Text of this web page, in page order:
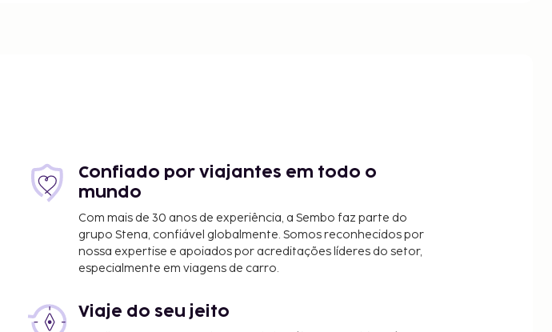
Confiado por viajantes em todo o
mundo
Com mais de 30 anos de experiência, a Sembo faz parte do
grupo Stena, confiável globalmente. Somos reconhecidos por
nossa expertise e apoiados por acreditações líderes do setor,
especialmente em viagens de carro.
Viaje do seu jeito